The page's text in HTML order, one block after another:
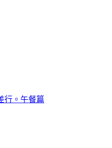
行。午餐篇